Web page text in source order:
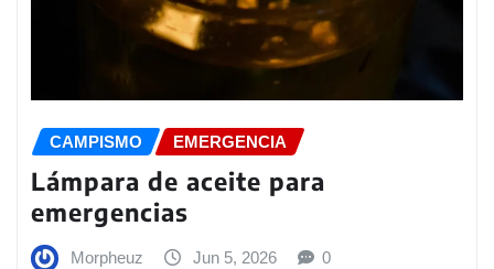
CAMPISMO EMERGENCIA
Lámpara de aceite para
emergencias
Morpheuz Jun 5, 2026 0